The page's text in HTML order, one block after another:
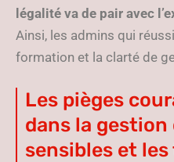
légalité va de pair avec
Ainsi, les admins qui
formation et la clarté de
Les pièges
dans la
sensibles et